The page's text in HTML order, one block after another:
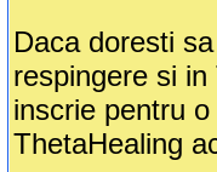
Daca doresti
respingere si
inscrie pentru
ThetaHealing